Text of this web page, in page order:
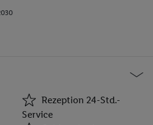
der Hauptstadt erreicht man
Rezeption 24-Std.-
Service